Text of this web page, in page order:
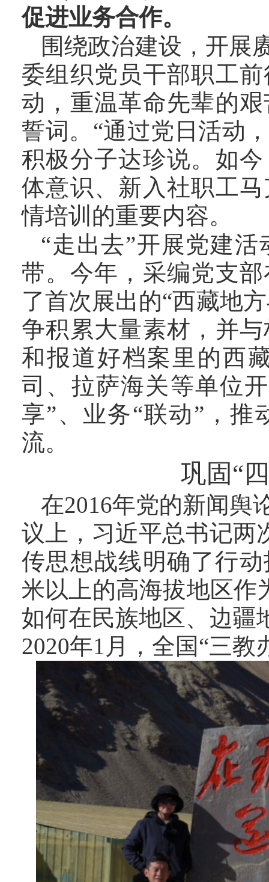
促进业务合作。
围绕政治建设，开展
委组织党员干部职工
动，重温革命先辈的
誓词。 “通过党日活动
积极分子达珍说。如
体意识、新入社职工
情培训的重要内容。
“走出去”开展党建
带。今年，采编党支
了首次展出的“西藏地
争积累大量素材，并
和报道好档案里的西
司、拉萨海关等单位
享”、业务“联动”，推
流。
巩固“
在2016年党的新闻舆
议上，习近平总书记两
传思想战线明确了行
米以上的高海拔地区作
如何在民族地区、边疆
2020年1月，全国“三